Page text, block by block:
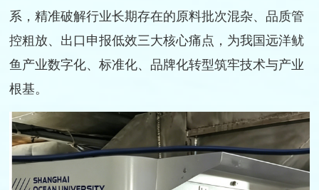
系，精准破解行业长期存在的原料批次混杂、品质管
控粗放、出口申报低效三大核心痛点，为我国远洋鱿
鱼产业数字化、标准化、品牌化转型筑牢技术与产业
根基。